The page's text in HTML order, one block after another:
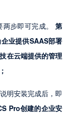
步即可完成。 第
业提供SAAS部署
在云端提供的管理
明安装完成后，即
Pro创建的企业安